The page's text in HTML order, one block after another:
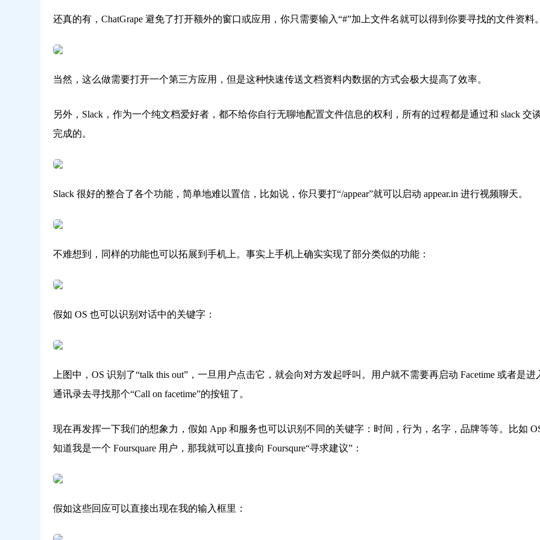
还真的有，ChatGrape 避免了打开额外的窗口或应用，你只需要输入“#”加上文件名就可以得到你要寻找的文件资料
当然，这么做需要打开一个第三方应用，但是这种快速传送文档资料内数据的方式会极大提高了效率。
另外，Slack，作为一个纯文档爱好者，都不给你自行无聊地配置文件信息的权利，所有的过程都是通过和 slack 交
完成的。
Slack 很好的整合了各个功能，简单地难以置信，比如说，你只要打“/appear”就可以启动 appear.in 进行视频聊天。
不难想到，同样的功能也可以拓展到手机上。事实上手机上确实实现了部分类似的功能：
假如 OS 也可以识别对话中的关键字：
上图中，OS 识别了“talk this out”，一旦用户点击它，就会向对方发起呼叫。用户就不需要再启动 Facetime 或者是进
通讯录去寻找那个“Call on facetime”的按钮了。
现在再发挥一下我们的想象力，假如 App 和服务也可以识别不同的关键字：时间，行为，名字，品牌等等。比如
知道我是一个 Foursquare 用户，那我就可以直接向 Foursqure“寻求建议”：
假如这些回应可以直接出现在我的输入框里：